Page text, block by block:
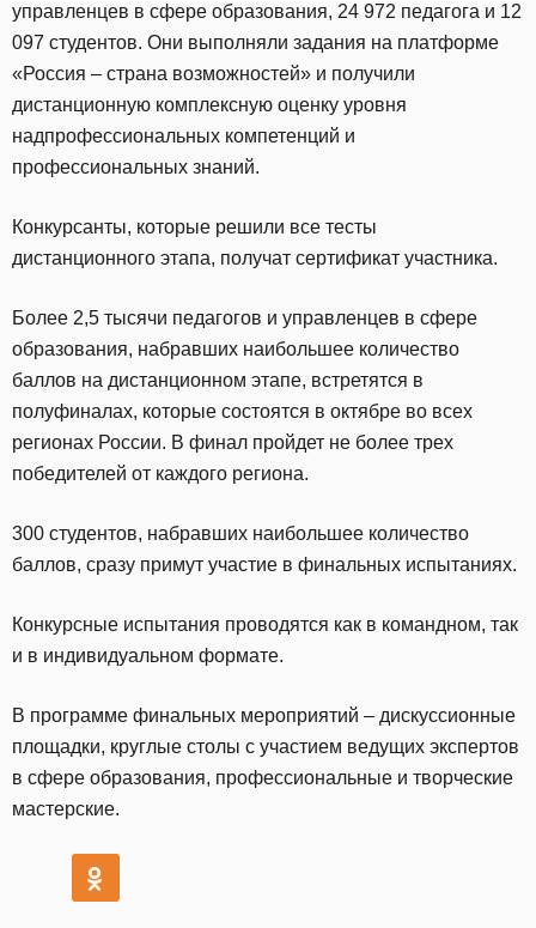
управленцев в сфере образования, 24 972 педагога и 12
097 студентов. Они выполняли задания на платформе
«Россия – страна возможностей» и получили
дистанционную комплексную оценку уровня
надпрофессиональных компетенций и
профессиональных знаний.
Конкурсанты, которые решили все тесты
дистанционного этапа, получат сертификат участника.
Более 2,5 тысячи педагогов и управленцев в сфере
образования, набравших наибольшее количество
баллов на дистанционном этапе, встретятся в
полуфиналах, которые состоятся в октябре во всех
регионах России. В финал пройдет не более трех
победителей от каждого региона.
300 студентов, набравших наибольшее количество
баллов, сразу примут участие в финальных испытаниях.
Конкурсные испытания проводятся как в командном, так
и в индивидуальном формате.
В программе финальных мероприятий – дискуссионные
площадки, круглые столы с участием ведущих экспертов
в сфере образования, профессиональные и творческие
мастерские.